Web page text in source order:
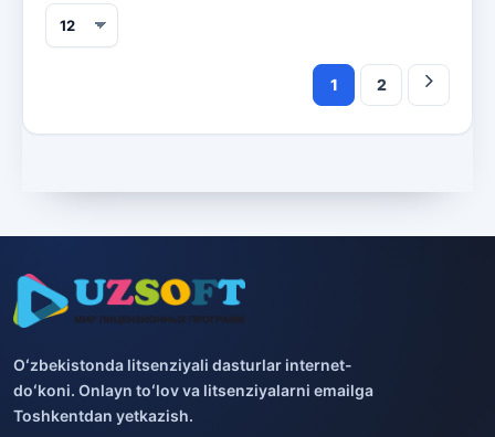
1 2
Oʻzbekistonda litsenziyali dasturlar internet-
doʻkoni. Onlayn toʻlov va litsenziyalarni emailga
Toshkentdan yetkazish.